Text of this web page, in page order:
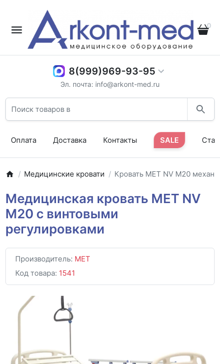
0
8(999)969-93-95
Эл. почта: info@arkont-med.ru
Оплата Доставка Контакты SALE
Медицинские кровати Кровать MET NV M20
Медицинская кровать MET NV
M20 с винтовыми
регулировками
Производитель: MET
Код товара: 1541